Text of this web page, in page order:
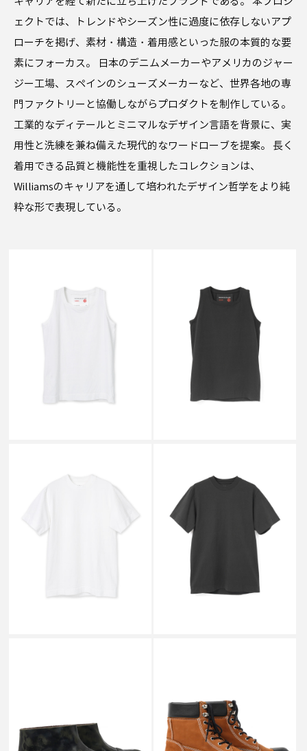
ェクトでは、トレンドやシーズン性に過度に依存しないアプ
ローチを掲げ、素材・構造・着用感といった服の本質的な要
素にフォーカス。 日本のデニムメーカーやアメリカのジャー
ジー工場、スペインのシューズメーカーなど、世界各地の専
門ファクトリーと協働しながらプロダクトを制作している。
工業的なディテールとミニマルなデザイン言語を背景に、実
用性と洗練を兼ね備えた現代的なワードローブを提案。 長く
着用できる品質と機能性を重視したコレクションは、
Williamsのキャリアを通して培われたデザイン哲学をより純
粋な形で表現している。
MATTHEW M WILLIAMS MATTHEW M WILLIAMS
SQUARE NECK TANK TOP
MATTHEW M WILLIAMS
STANDARD FIT T-SHIRT
MATTHEW M WILLIAMS
STANDARD FIT T-SHIRT
LOW RUBBER BOOT
TREATED-GREEN
HI RUBBER LACE UP BROWN